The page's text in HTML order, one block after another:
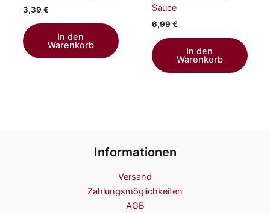
3,39 €
In den
Warenkorb
Sauce
6,99 €
In den
Warenkorb
Informationen
Versand
Zahlungsmöglichkeiten
AGB